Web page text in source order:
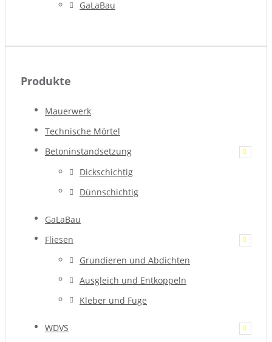
GaLaBau
Produkte
Mauerwerk
Technische Mörtel
Betoninstandsetzung
Dickschichtig
Dünnschichtig
GaLaBau
Fliesen
Grundieren und Abdichten
Ausgleich und Entkoppeln
Kleber und Fuge
WDVS